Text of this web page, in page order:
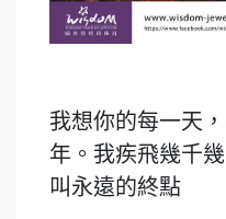
我想你的每一天
年。我疾飛幾千
叫永遠的終點